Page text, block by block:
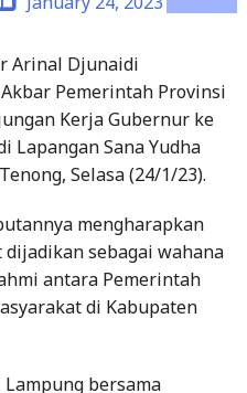
Kerja Gubernur ke
Lapangan Sana Yudha
Selasa (24/1/23).
mengharapkan
sebagai wahana
antara Pemerintah
di Kabupaten
bersama
menggalakkan
taraf hidup dan